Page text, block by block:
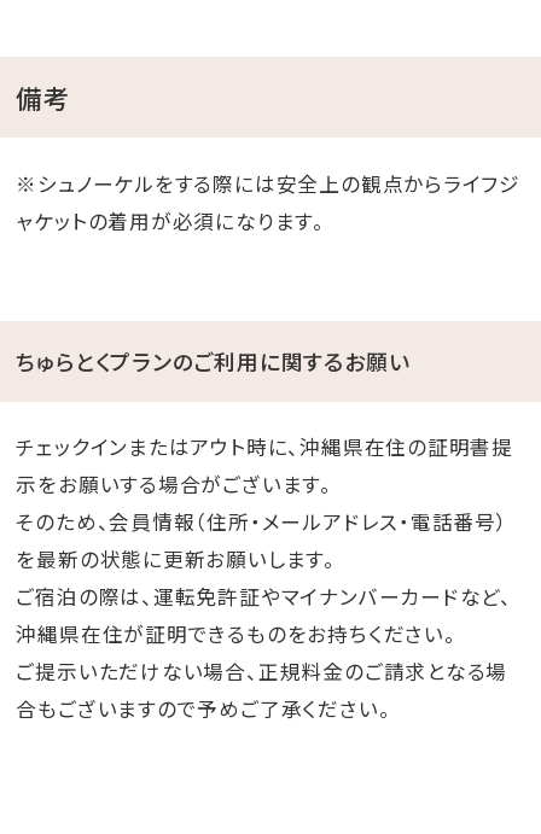
備考
※シュノーケルをする際には安全上の観点からライフジ
ャケットの着用が必須になります。
ちゅらとくプランのご利用に関するお願い
チェックインまたはアウト時に、沖縄県在住の証明書提
示をお願いする場合がございます。
そのため、会員情報（住所・メールアドレス・電話番号）
を最新の状態に更新お願いします。
ご宿泊の際は、運転免許証やマイナンバーカードなど、
沖縄県在住が証明できるものをお持ちください。
ご提示いただけない場合、正規料金のご請求となる場
合もございますので予めご了承ください。